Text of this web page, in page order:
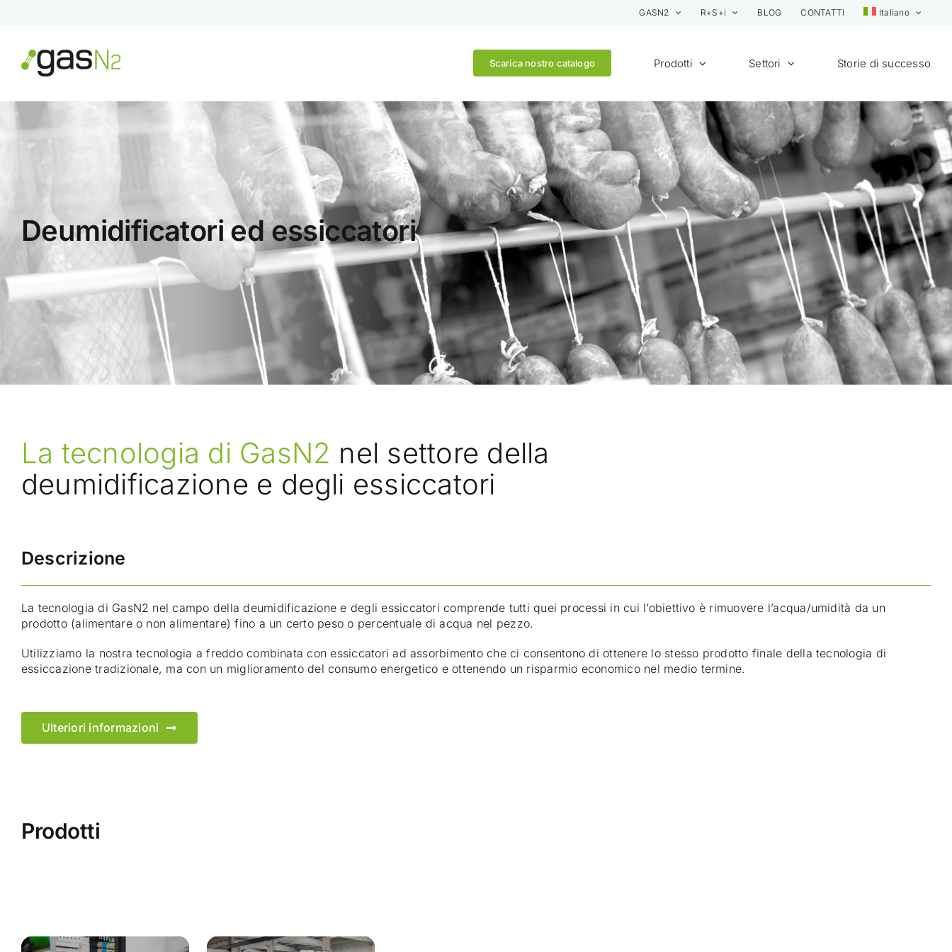
GASN2 R+S+i BLOG CONTATTI Italiano
Scarica nostro catalogo Prodotti Settori Storie di successo
Deumidificatori ed essiccatori
La tecnologia di GasN2 nel settore della
deumidificazione e degli essiccatori
Descrizione
La tecnologia di GasN2 nel campo della deumidificazione e degli essiccatori comprende tutti quei processi in cui l’obiettivo è rimuovere l’acqua/umidità da un
prodotto (alimentare o non alimentare) fino a un certo peso o percentuale di acqua nel pezzo.
Utilizziamo la nostra tecnologia a freddo combinata con essiccatori ad assorbimento che ci consentono di ottenere lo stesso prodotto finale della tecnologia di
essiccazione tradizionale, ma con un miglioramento del consumo energetico e ottenendo un risparmio economico nel medio termine.
Ulteriori informazioni
Prodotti